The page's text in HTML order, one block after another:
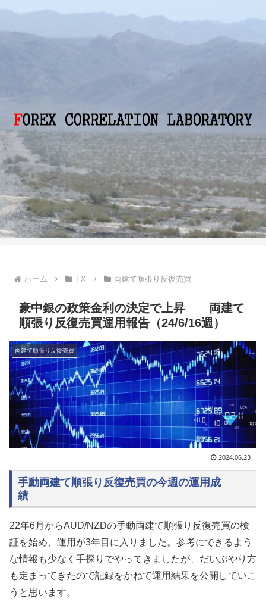
ホーム FX 両建て順張り反復売買
豪中銀の政策金利の決定で上昇 両建て
順張り反復売買運用報告（24/6/16週）
両建て順張り反復売買
2024.06.23
手動両建て順張り反復売買の今週の運用成
績
22年6月からAUD/NZDの手動両建て順張り反復売買の検
証を始め、運用が3年目に入りました。参考にできるよう
な情報も少なく手探りでやってきましたが、だいぶやり方
も定まってきたので記録をかねて運用結果を公開していこ
うと思います。